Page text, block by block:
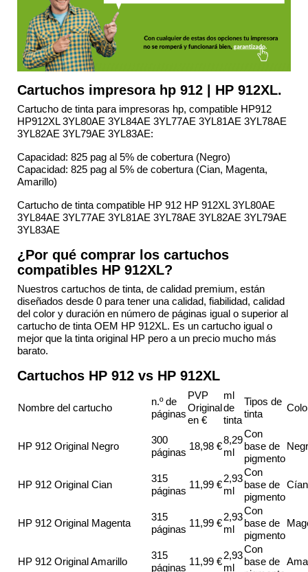
Cartuchos impresora hp 912 | HP 912XL.
Cartucho de tinta para impresoras hp, compatible HP912
HP912XL 3YL80AE 3YL84AE 3YL77AE 3YL81AE 3YL78AE
3YL82AE 3YL79AE 3YL83AE:
Capacidad: 825 pag al 5% de cobertura (Negro)
Capacidad: 825 pag al 5% de cobertura (Cian, Magenta,
Amarillo)
Cartucho de tinta compatible HP 912 HP 912XL 3YL80AE
3YL84AE 3YL77AE 3YL81AE 3YL78AE 3YL82AE 3YL79AE
3YL83AE
¿Por qué comprar los cartuchos
compatibles HP 912XL?
Nuestros cartuchos de tinta, de calidad premium, están
diseñados desde 0 para tener una calidad, fiabilidad, calidad
del color y duración en número de páginas igual o superior al
cartucho de tinta OEM HP 912XL. Es un cartucho igual o
mejor que la tinta original HP pero a un precio mucho más
barato.
Cartuchos HP 912 vs HP 912XL
Nombre del cartucho
n.º de
páginas
PVP
Original
en €
ml
de
tinta
Tipos de
tinta
HP 912 Original Negro
300
páginas
18,98 €
8,29
ml
Con
base de
pigmento
HP 912 Original Cian
315
páginas
11,99 €
2,93
ml
Con
base de
pigmento
Cían
HP 912 Original Magenta
315
páginas
11,99 €
2,93
ml
Con
base de
pigmento
HP 912 Original Amarillo
315
páginas
11,99 €
2,93
ml
Con
base de